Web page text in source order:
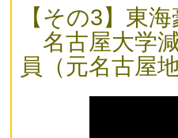
【その3】東
名古屋大学
員（元名古屋